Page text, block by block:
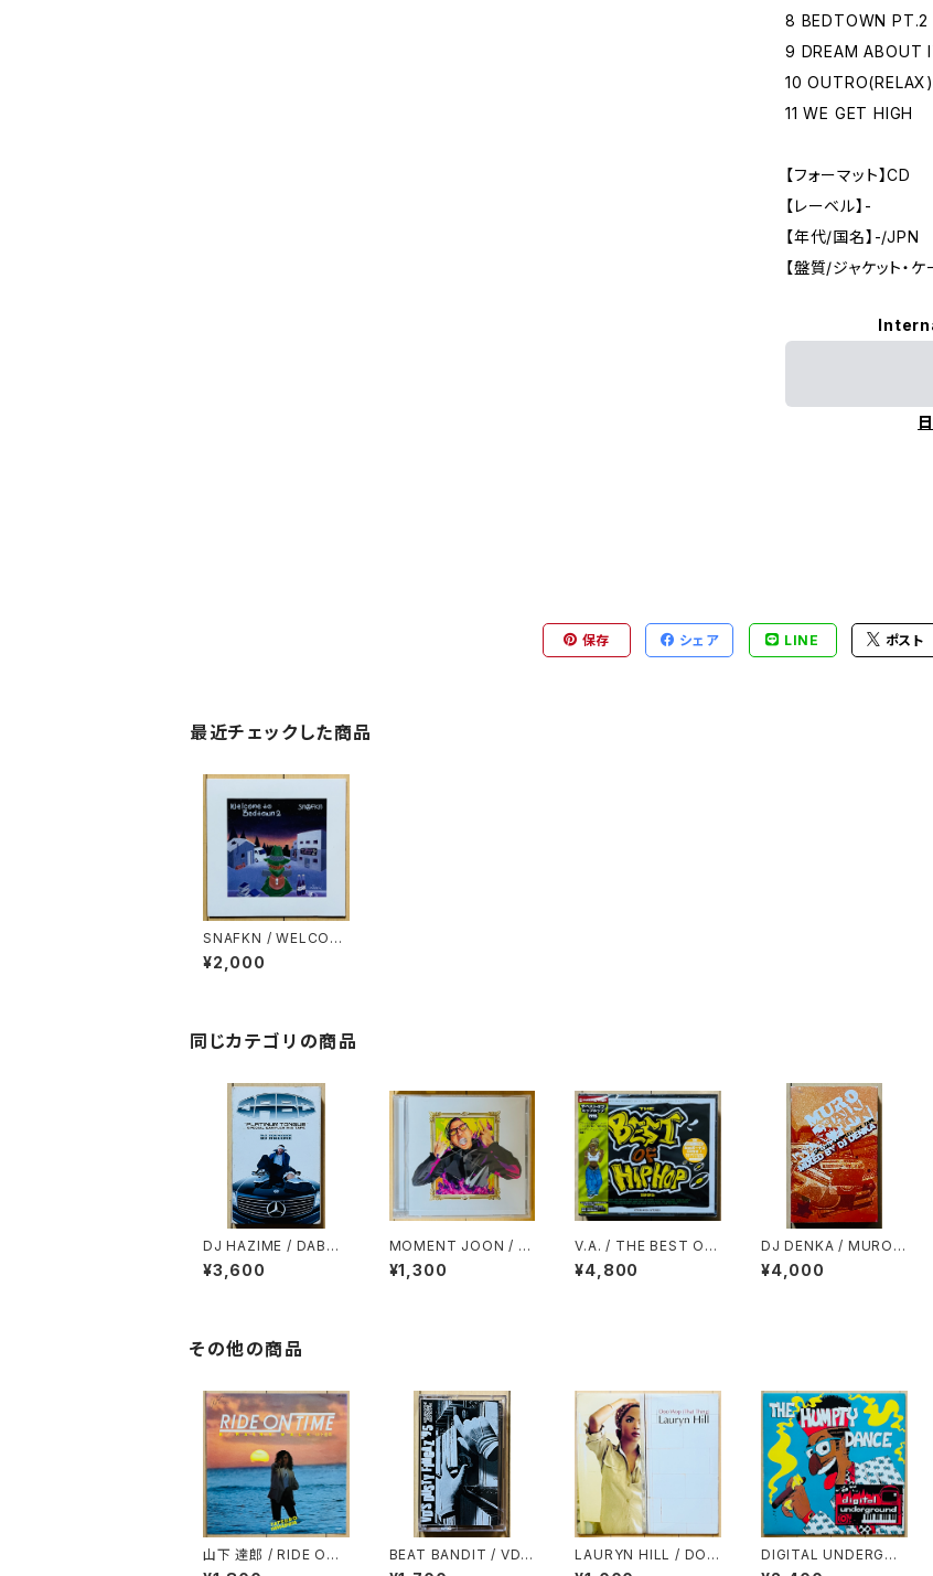
8 BEDTOWN PT.2
9 DREAM ABOUT
10 OUTRO(RELAX)
11 WE GET HIGH
【フォーマット】CD
【レーベル】-
【年代/国名】-/JPN
【盤質/ジャケット・
保存 シェア LINE ポスト
最近チェックした商品
SNAFKN / WELCOM
E TO BEDTOWN 2
¥2,000
同じカテゴリの商品
DJ HAZIME / DABO
「PLATINUM TONGU
E」SPECIAL SAMPLE
¥3,600
MOMENT JOON / P
ASSPORT & GARCO
N
¥1,300
V.A. / THE BEST OF
HIPHOP 1995(2CD)
¥4,800
DJ DENKA / MURO
「CHAIN REACTION」
SPECIAL SAMPLER
¥4,000
その他の商品
山下 達郎 / RIDE ON
TIME
BEAT BANDIT / VD'S
DUSTY FINGAZ '95
LAURYN HILL / DOO
WOP(THAT THING)
DIGITAL UNDERGRO
UND / THE HUMPTY